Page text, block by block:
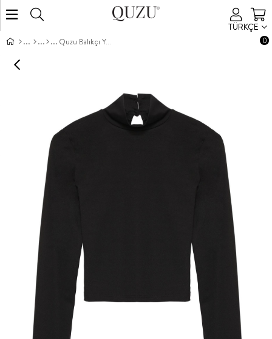
TÜRKÇE
0
Quzu Balıkçı Yaka Bluz Siyah